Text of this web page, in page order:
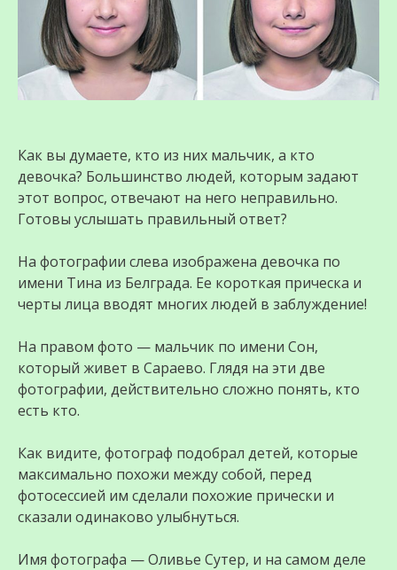
Как вы думаете, кто из них мaльчик, а кто
дeвoчка? Большинство людей, которым задают
этот вопрос, отвечают на него неправильно.
Готовы услышать правильный ответ?
На фотографии слева изображена дeвoчка по
имени Тина из Белграда. Ее короткая прическа и
черты лица вводят многих людей в заблуждение!
На правом фото — мальчик по имени Сон,
который живет в Сараево. Глядя на эти две
фотографии, действительно сложно понять, кто
есть кто.
Как видите, фотограф подобрал дeтeй, которые
максимально похожи между собой, перед
фотосессией им сделали похожие прически и
сказали одинаково улыбнуться.
Имя фотографа — Оливье Сутер, и на самом деле